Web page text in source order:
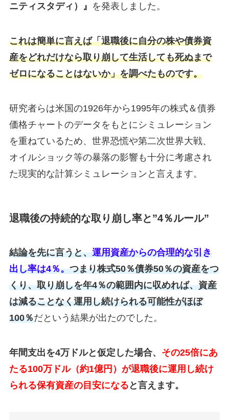
ニティスタディ）』 を発表しました。
これは簡単に言えば「退職後に自分の株や債券資
産をどれだけなら取り崩して生活しても死ぬまで
ゼロになることはないか」を調べたものです。
研究者らは米国の1926年から1995年の株式＆債券
価格チャートのデータをもとにシミュレーション
を重ねているため、世界恐慌や第二次世界大戦、
オイルショック等の暴落の影響も十分に考慮され
た現実的な計算シミュレーションと言えます。
退職後の持続的な取り崩し率と”4％ルール”
結論を先に言うと、運用資産からの合理的な引き
出し率は4％。つまり株式50％債券50％の資産をつ
くり、取り崩しを年4％の範囲内に収めれば、資産
は減ることなく運用し続けられる可能性がほぼ
100％だという結果が出たのでした。
年間支出を4万ドルと仮定した場合、 その25倍にあ
たる100万ドル（約1億円）が退職後に運用し続け
られる保有資産の目安になる と言えます。